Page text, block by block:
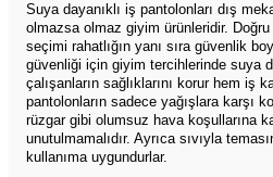
Suya dayanıklı iş pantolonları dış
olmazsa olmaz giyim ürünleridir.
seçimi rahatlığın yanı sıra güvenlik
güvenliği için giyim tercihlerinde suya
çalışanların sağlıklarını korur hem iş
pantolonların sadece yağışlara karşı
rüzgar gibi olumsuz hava koşullarına
unutulmamalıdır. Ayrıca sıvıyla
kullanıma uygundurlar.